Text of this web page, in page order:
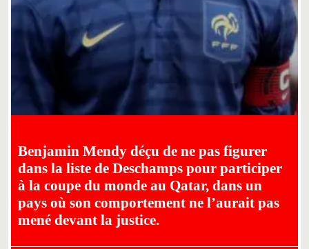
Benjamin Mendy déçu de ne pas figurer
dans la liste de Deschamps pour participer
à la coupe du monde au Qatar, dans un
pays où son comportement ne l’aurait pas
mené devant la justice.